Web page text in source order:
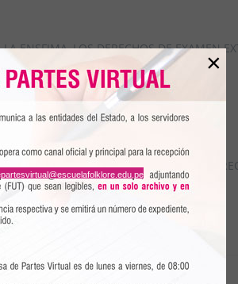
ENSFJMA, LOS DERECHOS DE EXAMEN
CORRESPONDIENTE A SU
×